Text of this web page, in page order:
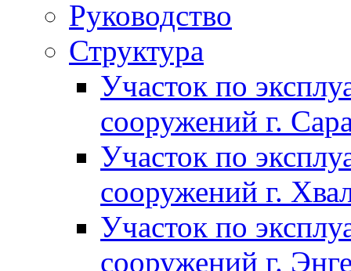
Руководство
Структура
Участок по
сооружений г.
Участок по
сооружений г.
Участок по
сооружений г.